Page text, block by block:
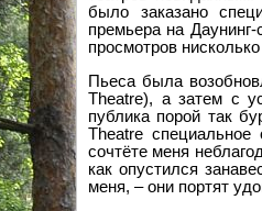
было заказано
премьера на
просмотров
Пьеса была
Theatre), а затем с
публика порой так
Theatre
сочтёте меня
как опустился
меня, – они портят